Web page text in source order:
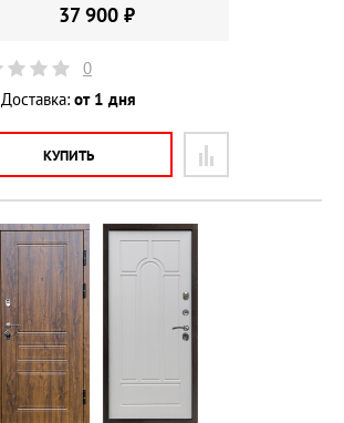
37 900 ₽
0
Доставка: от 1 дня
КУПИТЬ